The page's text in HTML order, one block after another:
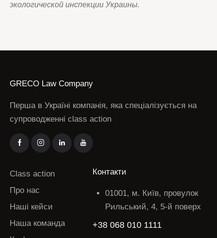
экологической инспекции Украины.
GRECO Law Company
Перша в Україні компанія, яка спеціалізується на
супроводженні class action
Class action
Про нас
Наші кейси
Наша команда
Контакти
01001, м. Київ, провулок
Рильський, 4, 5-й поверх
+38 068 010 1111